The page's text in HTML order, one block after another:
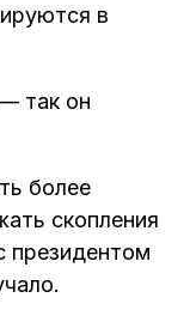
в
так он
более
скопления
президентом